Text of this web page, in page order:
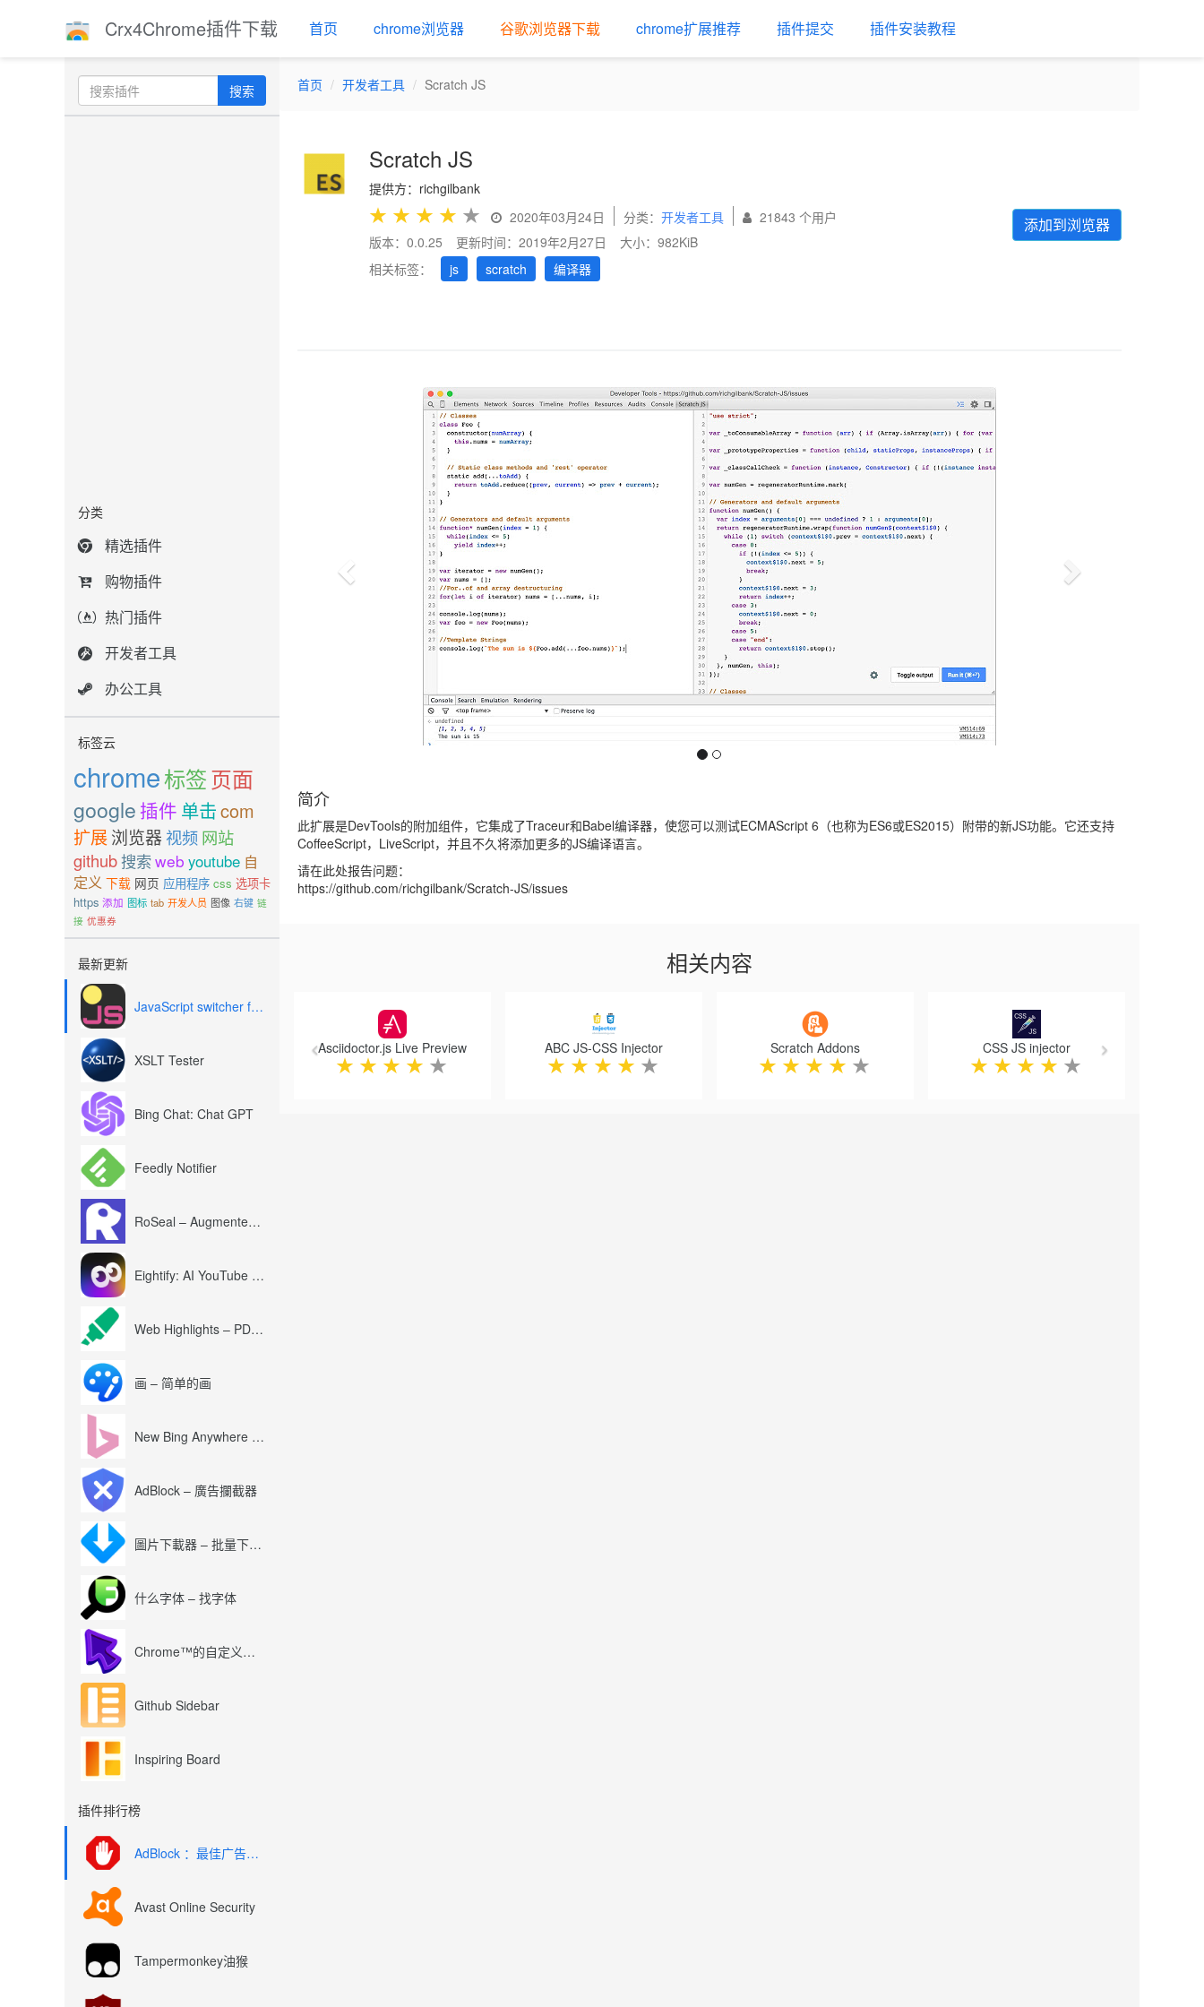
Crx4Chrome插件下载 首页 chrome浏览器 谷歌浏览器下载 chrome扩展推荐 插件提交 插件安装教程
搜索
分类
精选插件
购物插件
热门插件
开发者工具
办公工具
标签云
chrome标签页面
google 插件 单击com
扩展浏览器 视频网站
github搜索web youtube 自
定义 下载 网页 应用程序 css 选项卡
https 添加 图标 tab 开发人员 图像 右键 链
接 优惠券
最新更新
JavaScript switcher for SEO and development
XSLT Tester
Bing Chat: Chat GPT
Feedly Notifier
RoSeal – Augmented Roblox Experience
Eightify: AI YouTube Summary with ChatGPT
Web Highlights – PDF & Web Highlighter
画 – 简单的画
New Bing Anywhere (Bing Chat GPT-4)
AdBlock – 廣告攔截器
圖片下載器 – 批量下載圖片
什么字体 – 找字体
Chrome™的自定义光标
Github Sidebar
Inspiring Board
插件排行榜
AdBlock ：最佳广告拦截工具
Avast Online Security
Tampermonkey油猴
首页 开发者工具 Scratch JS
Scratch JS
提供方：richgilbank
★ ★ ★ ★ ★ 2020年03月24日 分类： 开发者工具
21843 个用户
版本：0.0.25
更新时间：2019年2月27日
大小：982KiB
相关标签：
js scratch 编译器
添加到浏览器
简介
此扩展是DevTools的附加组件，它集成了Traceur和Babel编译器，使您可以测试ECMAScript 6（也称为ES6或ES2015）附带的新JS功能。它还支持
CoffeeScript，LiveScript，并且不久将添加更多的JS编译语言。
请在此处报告问题：
https://github.com/richgilbank/Scratch-JS/issues
相关内容
Asciidoctor.js Live Preview
★ ★ ★ ★ ★
ABC JS-CSS Injector
★ ★ ★ ★ ★
Scratch Addons
★ ★ ★ ★ ★
CSS JS injector
★ ★ ★ ★ ★